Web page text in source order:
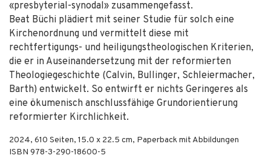
«presbyterial-synodal» zusammengefasst.
Beat Büchi plädiert mit seiner Studie für solch eine
Kirchenordnung und vermittelt diese mit
rechtfertigungs- und heiligungstheologischen Kriterien,
die er in Auseinandersetzung mit der reformierten
Theologiegeschichte (Calvin, Bullinger, Schleiermacher,
Barth) entwickelt. So entwirft er nichts Geringeres als
eine ökumenisch anschlussfähige Grundorientierung
reformierter Kirchlichkeit.
2024, 610 Seiten, 15.0 x 22.5 cm, Paperback mit Abbildungen
ISBN 978-3-290-18600-5